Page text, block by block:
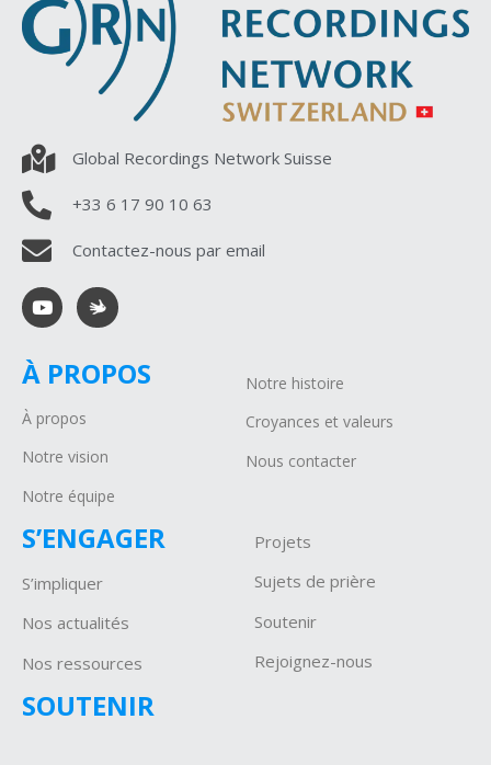
Global Recordings Network Suisse
+33 6 17 90 10 63
Contactez-nous par email
À PROPOS
À propos
Notre vision
Notre équipe
Notre histoire
Croyances et valeurs
Nous contacter
S’ENGAGER
S’impliquer
Nos actualités
Nos ressources
SOUTENIR
Projets
Sujets de prière
Soutenir
Rejoignez-nous